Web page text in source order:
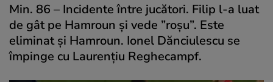
Min. 86 – Incidente între jucători. Filip l-a luat
de gât pe Hamroun și vede ”roșu”. Este
eliminat și Hamroun. Ionel Dănciulescu se
împinge cu Laurențiu Reghecampf.